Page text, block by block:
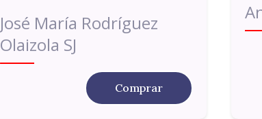
José María Rodríguez
Olaizola SJ
Comprar